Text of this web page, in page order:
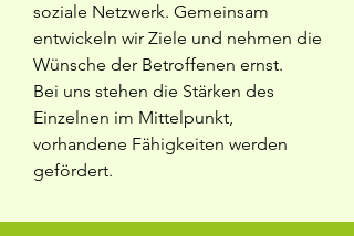
soziale Netzwerk. Gemeinsam
entwickeln wir Ziele und nehmen die
Wünsche der Betroffenen ernst.
Bei uns stehen die Stärken des
Einzelnen im Mittelpunkt,
vorhandene Fähigkeiten werden
gefördert.